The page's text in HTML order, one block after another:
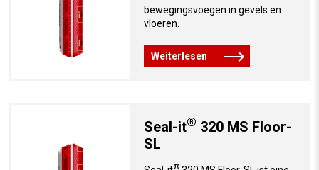
bewegingsvoegen in gevels en
vloeren.
Weiterlesen
Seal-it® 320 MS Floor-
SL
®